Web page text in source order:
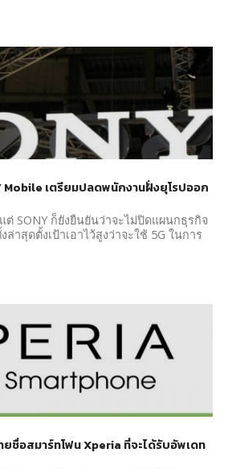
Mobile เตรียมปลดพนักงานฝั่งยุโรปออก
SONY ก็ยังยืนยันว่าจะไม่ปิดแผนกธุรกิจ
าสุดตั้งเป้าเอาไว้สูงว่าจะใช้ 5G ในการ
ชื่อสมาร์ทโฟน Xperia ที่จะได้รับอัพเดท